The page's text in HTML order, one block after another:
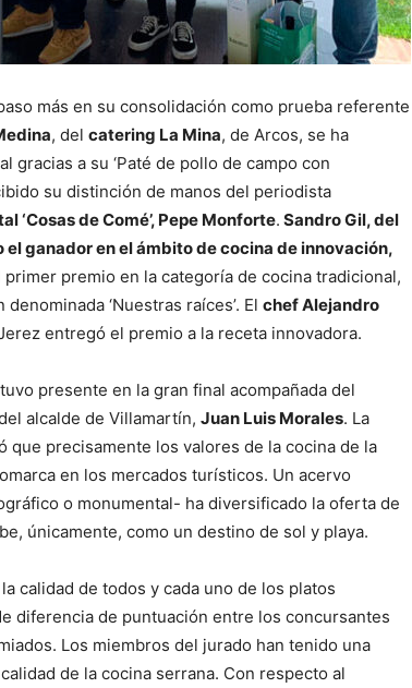
más en su consolidación como prueba referente
, del catering La Mina, de Arcos, se ha
gracias a su ‘Paté de pollo de campo con
su distinción de manos del periodista
‘Cosas de Comé’, Pepe Monforte. Sandro Gil, del
el ganador en el ámbito de cocina de innovación,
premio en la categoría de cocina tradicional,
‘Nuestras raíces’. El chef Alejandro
entregó el premio a la receta innovadora.
presente en la gran final acompañada del
alcalde de Villamartín, Juan Luis Morales. La
precisamente los valores de la cocina de la
en los mercados turísticos. Un acervo
o monumental- ha diversificado la oferta de
únicamente, como un destino de sol y playa.
calidad de todos y cada uno de los platos
diferencia de puntuación entre los concursantes
Los miembros del jurado han tenido una
de la cocina serrana. Con respecto al